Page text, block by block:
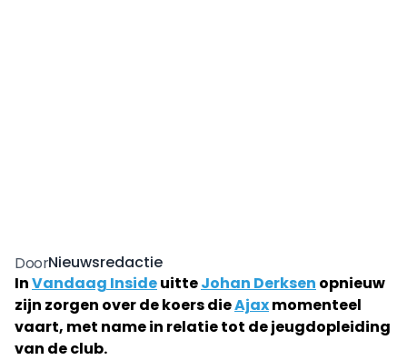
DoorNieuwsredactie
InVandaag InsideuitteJohan Derksen opnieuw
zijn zorgen over de koers dieAjaxmomenteel
vaart, met name in relatie tot de jeugdopleiding
van de club.